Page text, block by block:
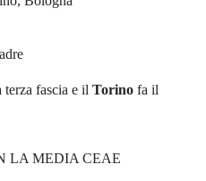
terza fascia e il Torino fa il
LA MEDIA CEAE